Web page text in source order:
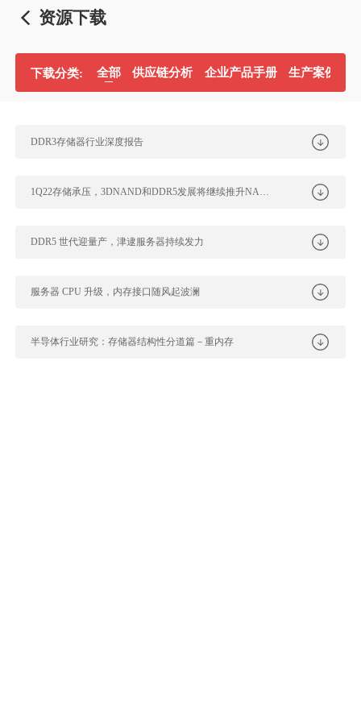
资源下载
下载分类: 全部 供应链分析 企业产品手册 生产案例分析
DDR3存储器行业深度报告
1Q22存储承压，3DNAND和DDR5发展将继续推升NAND、DRAM...
DDR5 世代迎量产，津逮服务器持续发力
服务器 CPU 升级，内存接口随风起波澜
半导体行业研究：存储器结构性分道篇－重内存